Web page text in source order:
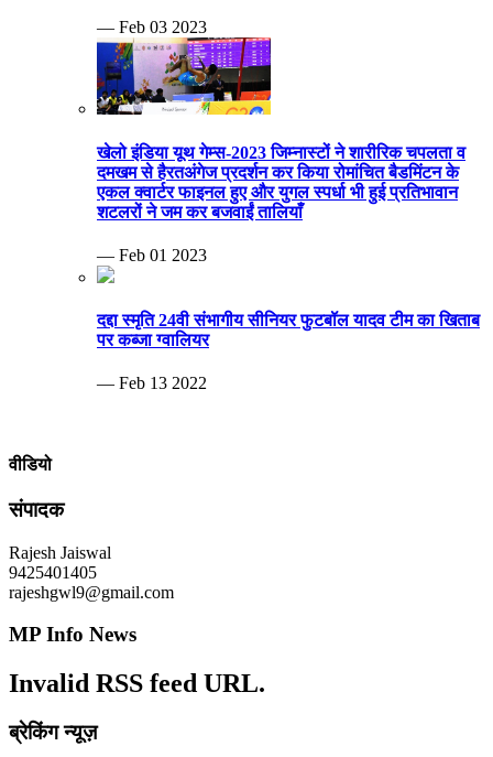
— Feb 03 2023
खेलो इंडिया यूथ गेम्स-2023 जिम्नास्टों ने शारीरिक चपलता व
दमखम से हैरतअंगेज प्रदर्शन कर किया रोमांचित बैडमिंटन के
एकल क्वार्टर फाइनल हुए और युगल स्पर्धा भी हुई प्रतिभावान
शटलरों ने जम कर बजवाईं तालियाँ
— Feb 01 2023
दद्दा स्मृति 24वी संभागीय सीनियर फुटबॉल यादव टीम का खिताब
पर कब्जा ग्वालियर
— Feb 13 2022
वीडियो
संपादक
Rajesh Jaiswal
9425401405
rajeshgwl9@gmail.com
MP Info News
Invalid RSS feed URL.
ब्रेकिंग न्यूज़